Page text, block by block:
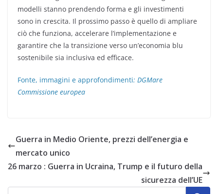
modelli stanno prendendo forma e gli investimenti
sono in crescita. Il prossimo passo è quello di ampliare
ciò che funziona, accelerare l’implementazione e
garantire che la transizione verso un’economia blu
sostenibile sia inclusiva ed efficace.
Fonte, immagini e approfondimenti: DGMare
Commissione europea
Guerra in Medio Oriente, prezzi dell’energia e
mercato unico
26 marzo : Guerra in Ucraina, Trump e il futuro della
sicurezza dell’UE